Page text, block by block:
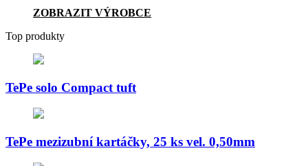
ZOBRAZIT VÝROBCE
Top produkty
TePe solo Compact tuft
TePe mezizubní kartáčky, 25 ks vel. 0,50mm